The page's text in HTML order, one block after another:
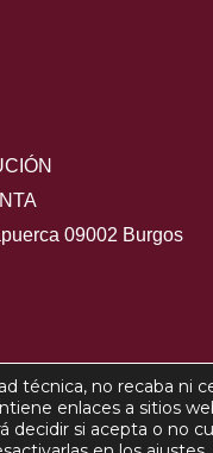
09002 Burgos
Cámara Oficial de
de privacidad
técnica, no recaba ni
enlaces a sitios
decidir si acepta o no